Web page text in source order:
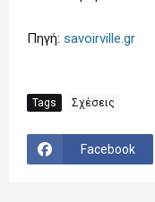
Πηγή: savoirville.gr
Tags Σχέσεις
Facebook